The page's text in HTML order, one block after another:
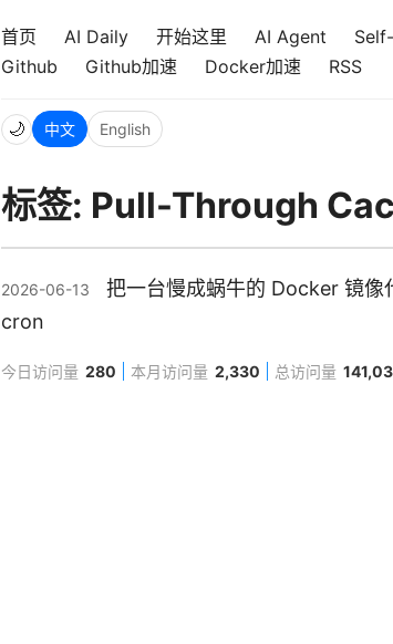
首页 AI Daily 开始这里 AI Agent
Github
Github加速 Docker加速 RSS
🌙 中文 English
标签: Pull-Through
2026-06-13
把一台慢成蜗牛的 Docker 镜像
cron
今日访问量 280 本月访问量 2,330 总访问量